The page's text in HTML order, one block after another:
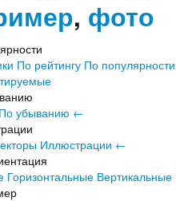
, фото
По рейтингу По популярности
По убыванию ←
Иллюстрации ←
Горизонтальные Вертикальные